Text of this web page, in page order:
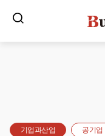
기업과산업 공기업